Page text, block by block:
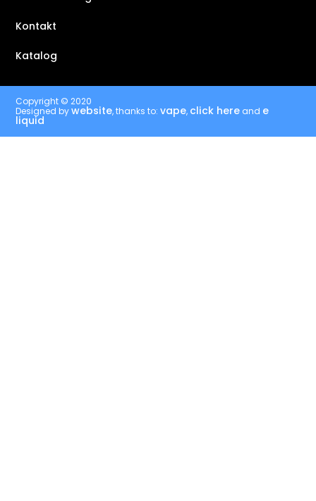
Kontakt
Katalog
Copyright © 2020
Designed bywebsite, thanks to:vape, click here and e
liquid